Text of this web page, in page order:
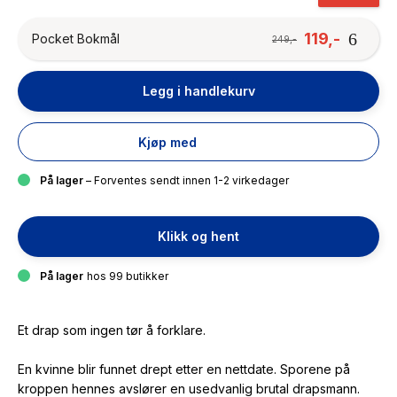
Pocket Bokmål 119,-
249,-
Legg i handlekurv
Kjøp med
På lager – Forventes sendt innen 1-2 virkedager
Klikk og hent
På lager hos 99 butikker
Et drap som ingen tør å forklare.
En kvinne blir funnet drept etter en nettdate. Sporene på
kroppen hennes avslører en usedvanlig brutal drapsmann.